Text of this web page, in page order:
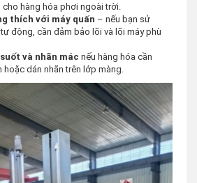
hàng hóa phơi ngoài trời.
thích với máy quấn – nếu bạn sử
động, cần đảm bảo lõi và lõi máy phù
và nhãn mác nếu hàng hóa cần
hoặc dán nhãn trên lớp màng.